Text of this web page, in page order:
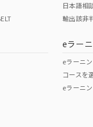
日本語相
輸出該非
eラー
eラーニ
コースを
eラーニ